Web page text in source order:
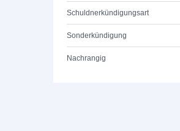
Schuldnerkündigungsart
Sonderkündigung
Nachrangig